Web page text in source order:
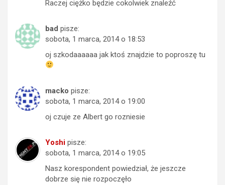
Raczej ciężko będzie cokolwiek znaleźć
bad pisze:
sobota, 1 marca, 2014 o 18:53
oj szkodaaaaaa jak ktoś znajdzie to poproszę tu
macko pisze:
sobota, 1 marca, 2014 o 19:00
oj czuje ze Albert go rozniesie
Yoshi pisze:
sobota, 1 marca, 2014 o 19:05
Nasz korespondent powiedział, że jeszcze
dobrze się nie rozpoczęło